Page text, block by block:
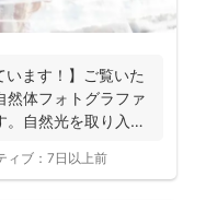
います！】ご覧いた
然体フォトグラファ
。自然光を取り入れ
ィブ： 7日以上前